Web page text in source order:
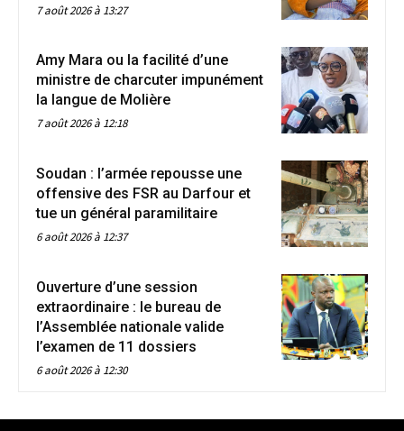
7 août 2026 à 13:27
Amy Mara ou la facilité d’une
ministre de charcuter impunément
la langue de Molière
7 août 2026 à 12:18
Soudan : l’armée repousse une
offensive des FSR au Darfour et
tue un général paramilitaire
6 août 2026 à 12:37
Ouverture d’une session
extraordinaire : le bureau de
l’Assemblée nationale valide
l’examen de 11 dossiers
6 août 2026 à 12:30